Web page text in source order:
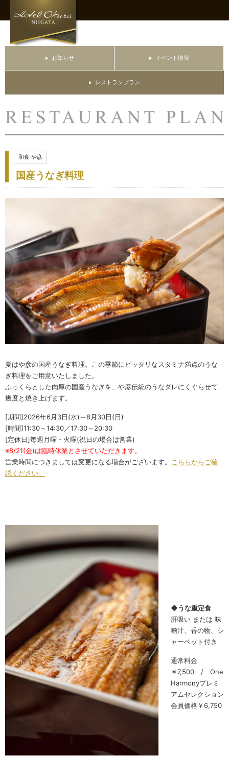
お知らせ イベント情報
レストランプラン
和食 や彦
国産うなぎ料理
夏はや彦の国産うなぎ料理。この季節にピッタリなスタミナ満点のうな
ぎ料理をご用意いたしました。
ふっくらとした肉厚の国産うなぎを、や彦伝統のうなダレにくぐらせて
幾度と焼き上げます。
[期間]2026年6月3日(水)～8月30日(日)
[時間]11:30～14:30／17:30～20:30
[定休日]毎週月曜・火曜(祝日の場合は営業)
※8/21(金)は臨時休業とさせていただきます。
営業時間につきましては変更になる場合がございます。 こちらからご確
認ください。
◆うな重定食
肝吸い または 味
噌汁、香の物、シ
ャーベット付き
通常料金
￥7,500 / One
Harmonyプレミ
アムセレクション
会員価格￥6,750